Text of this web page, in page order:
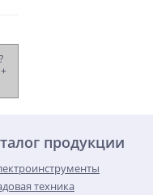
продукции
техника